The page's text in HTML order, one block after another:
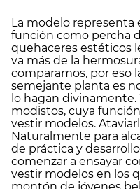
La modelo representa
función como percha
quehaceres estéticos
va más de la
comparamos, por eso
semejante planta es
lo hagan divinamente.
modistos, cuya
vestir modelos.
Naturalmente para
de práctica y
comenzar a ensayar
vestir modelos en los